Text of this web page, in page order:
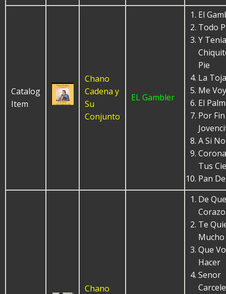
Catalog
Item
Chano
Cadena y
Su
Conjunto
EL Gambler
El
Todo
Y Tenia
Pie
La Toja
Me
El
Por Fin
A Si
Tus
Pan
Chano
De
Te
Mucho
Que
Hacer
Senor